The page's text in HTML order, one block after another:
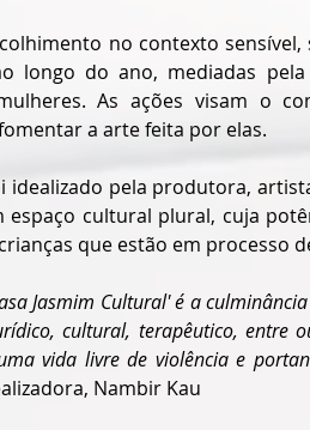
no contexto
longo do ano, mediadas
As ações visam o
a arte feita por elas.
idealizado pela produtora,
espaço cultural plural, cuja
que estão em processo
Jasmim Cultural' é a
cultural, terapêutico, entre
vida livre de violência e
Nambir Kau